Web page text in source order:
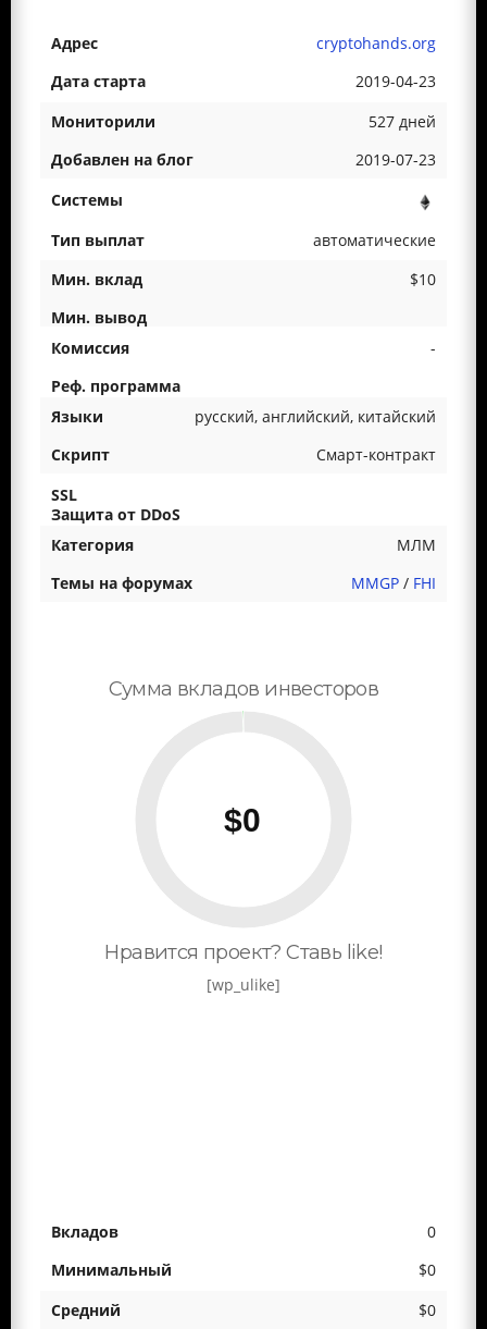
cryptohands.org
2019-04-23
527 дней
2019-07-23
автоматические
$10
-
русский, английский, китайский
Смарт-контракт
МЛМ
MMGP/ FHI
Сумма вкладов инвесторов
Нравится проект? Ставь like!
[wp_ulike]
0
$0
$0